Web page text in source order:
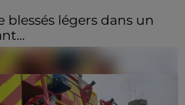
blessés légers dans un